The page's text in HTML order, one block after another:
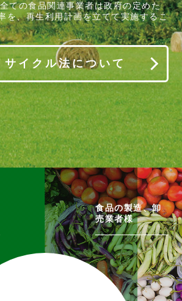
ての食品関連事業者は政府の定めた
を、再生利用計画を立てて実施するこ
サイクル法について
食品の製造、卸
売業者様